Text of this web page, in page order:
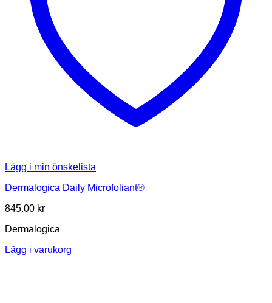
Lägg i min önskelista
Dermalogica Daily Microfoliant®
845.00 kr
Dermalogica
Lägg i varukorg